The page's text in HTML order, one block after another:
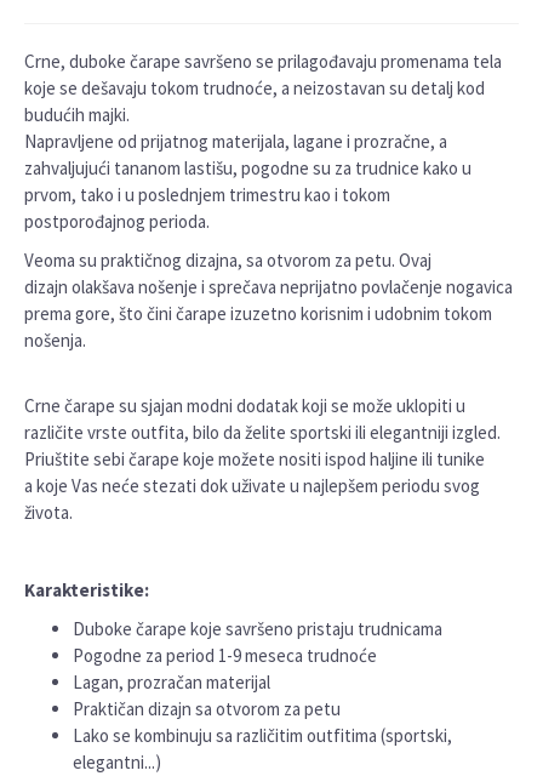
Crne, duboke čarape savršeno se prilagođavaju promenama tela
koje se dešavaju tokom trudnoće, a neizostavan su detalj kod
budućih majki.
Napravljene od prijatnog materijala, lagane i prozračne, a
zahvaljujući tananom lastišu, pogodne su za trudnice kako u
prvom, tako i u poslednjem trimestru kao i tokom
postporođajnog perioda.
Veoma su praktičnog dizajna, sa otvorom za petu. Ovaj
dizajn olakšava nošenje i sprečava neprijatno povlačenje nogavica
prema gore, što čini čarape izuzetno korisnim i udobnim tokom
nošenja.
Crne čarape su sjajan modni dodatak koji se može uklopiti u
različite vrste outfita, bilo da želite sportski ili elegantniji izgled.
Priuštite sebi čarape koje možete nositi ispod haljine ili tunike
a koje Vas neće stezati dok uživate u najlepšem periodu svog
života.
Karakteristike:
Duboke čarape koje savršeno pristaju trudnicama
Pogodne za period 1-9 meseca trudnoće
Lagan, prozračan materijal
Praktičan dizajn sa otvorom za petu
Lako se kombinuju sa različitim outfitima (sportski,
elegantni...)